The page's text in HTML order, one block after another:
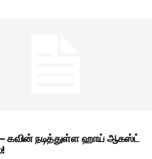
கவின் நடித்துள்ள ஹாய் ஆகஸ்ட்